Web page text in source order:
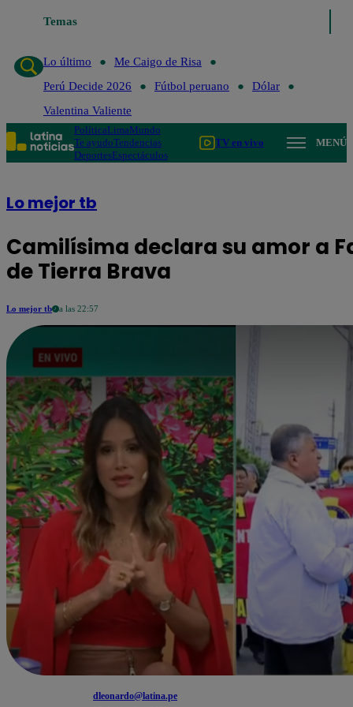
Temas
Lo último
Me Caigo de Risa
Perú Decide 2026
Fútbol peruano
Dólar
Valentina Valiente
PolíticaLimaMundo
Te ayudoTendencias
DeportesEspectáculos
TV en vivo MENÚ
Lo mejor tb
Camilísima declara su amor a
de Tierra Brava
Lo mejor tb a las 22:57
dleonardo@latina.pe